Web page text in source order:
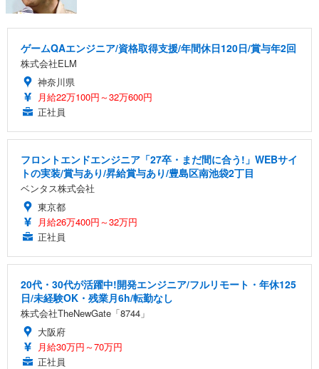
ゲームQAエンジニア/資格取得支援/年間休日120日/賞与年2回
株式会社ELM
神奈川県
月給22万100円～32万600円
正社員
フロントエンドエンジニア「27卒・まだ間に合う!」WEBサイ
トの実装/賞与あり/昇給賞与あり/豊島区南池袋2丁目
ベンタス株式会社
東京都
月給26万400円～32万円
正社員
20代・30代が活躍中!開発エンジニア/フルリモート・年休125
日/未経験OK・残業月6h/転勤なし
株式会社TheNewGate「8744」
大阪府
月給30万円～70万円
正社員